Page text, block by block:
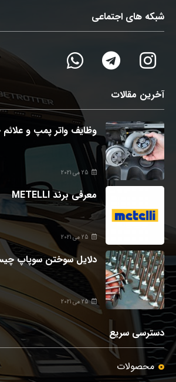
شبکه های اجتماعی
آخرین مقالات
وظایف واتر پمپ و
25 می 2021
معرفی برند METELLI
25 می 2021
دلایل سوختن سوپاپ
25 می 2021
دسترسی سریع
محصولات